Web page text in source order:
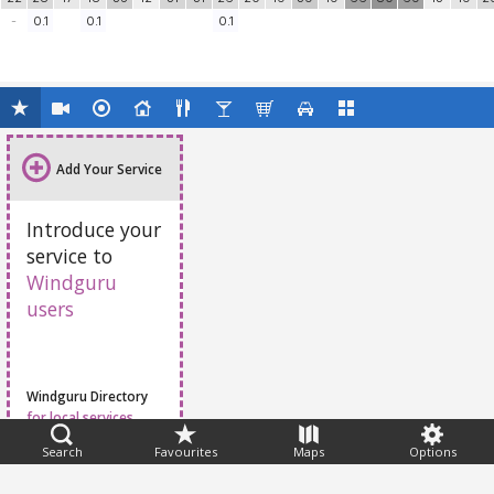
-
0.1 0.1 0.1
Search Favourites Maps Options
Add Your Service
Introduce your
service to
Windguru
users
Windguru Directory
for local services
Feedback